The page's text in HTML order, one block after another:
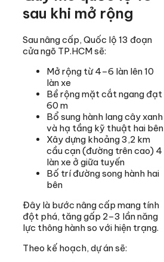
sau khi mở rộng
Sau nâng cấp, Quốc lộ 13 đoạn
cửa ngõ TP.HCM sẽ:
Mở rộng từ 4–6 làn lên 10
làn xe
Bề rộng mặt cắt ngang đạt
60 m
Bổ sung hành lang cây xanh
và hạ tầng kỹ thuật hai bên
Xây dựng khoảng 3,2 km
cầu cạn (đường trên cao) 4
làn xe ở giữa tuyến
Bố trí đường song hành hai
bên
Đây là bước nâng cấp mang tính
đột phá, tăng gấp 2–3 lần năng
lực thông hành so với hiện trạng.
Theo kế hoạch, dự án sẽ: